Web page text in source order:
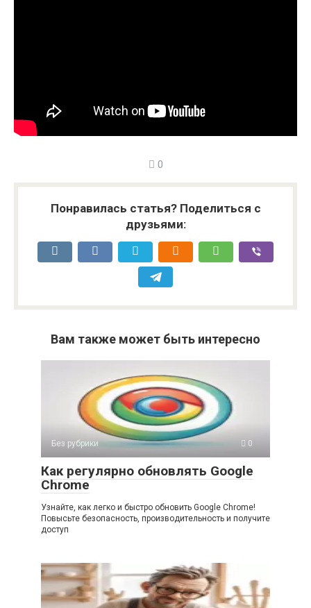
0
Понравилась статья? Поделиться с
друзьями:
Вам также может быть интересно
Без рубрики 0
Как регулярно обновлять Google
Chrome
Узнайте, как легко и быстро обновить Google Chrome!
Повысьте безопасность, производительность и получите
доступ